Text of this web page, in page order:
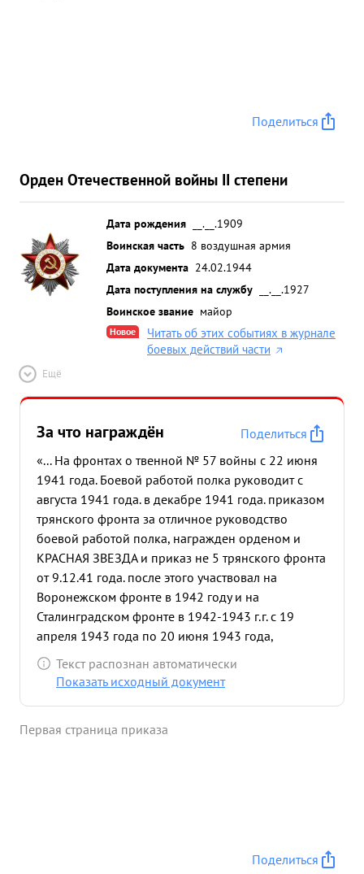
Поделиться
Орден Отечественной войны II степени
Дата рождения
__.__.1909
Воинская часть 8 воздушная армия
Дата документа 24.02.1944
Дата поступления на службу
__.__.1927
Воинское звание майор
Новое
Читать об этих событиях в журнале
боевых действий части
Ещё
За что награждён
Поделиться
«... На фронтах о твенной № 57 войны с 22 июня
1941 года. Боевой работой полка руководит с
августа 1941 года. в декабре 1941 года. приказом
трянского фронта за отличное руководство
боевой работой полка, награжден орденом и
КРАСНАЯ ЗВЕЗДА и приказ не 5 трянского фронта
от 9.12.41 года. после этого участвовал на
Воронежском фронте в 1942 году и на
Сталинградском фронте в 1942-1943 г.г. с 19
апреля 1943 года по 20 июня 1943 года,
участвовал в боевых действиях на
Северокавназском фронте и с 7 сентября 1943 г.
и на Южном фронте - 1865 боевых вылетов. не
организации вновь сформированного штаба и
Текст распознан автоматически
Показать исходный документ
Первая страница приказа
Поделиться